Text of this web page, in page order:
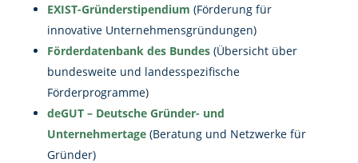
EXIST-Gründerstipendium (Förderung für
innovative Unternehmensgründungen)
Förderdatenbank des Bundes(Übersicht über
bundesweite und landesspezifische
Förderprogramme)
deGUT – Deutsche Gründer- und
Unternehmertage(Beratung und Netzwerke für
Gründer)